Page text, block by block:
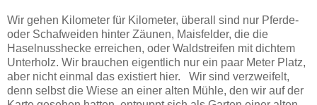
Wir gehen Kilometer für Kilometer, überall sind nur Pferde-
oder Schafweiden hinter Zäunen, Maisfelder, die die
Haselnusshecke erreichen, oder Waldstreifen mit dichtem
Unterholz. Wir brauchen eigentlich nur ein paar Meter Platz,
aber nicht einmal das existiert hier. Wir sind verzweifelt,
denn selbst die Wiese an einer alten Mühle, den wir auf der